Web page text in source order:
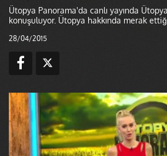
Ütopya Panorama'da canlı yayında
konuşuluyor. Ütopya hakkında merak
28/04/2015